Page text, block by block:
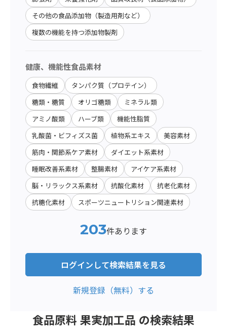
その他の食品添加物（製造用剤など）
複数の機能を持つ添加物製剤
健康、機能性食品素材
食物繊維 タンパク質（プロテイン）
糖類・糖質 オリゴ糖類 ミネラル類
アミノ酸類 ハーブ類 機能性脂質
乳酸菌・ビフィズス菌 植物系エキス 美容素材
筋肉・関節系ケア素材 ダイエット系素材
睡眠改善系素材 整腸素材 アイケア系素材
脳・リラックス系素材 抗酸化素材 抗老化素材
抗糖化素材 スポーツニュートリション関連素材
203件あります
ログインして検索結果を見る
新規登録（無料）する
食品原料 果実加工品 の検索結果